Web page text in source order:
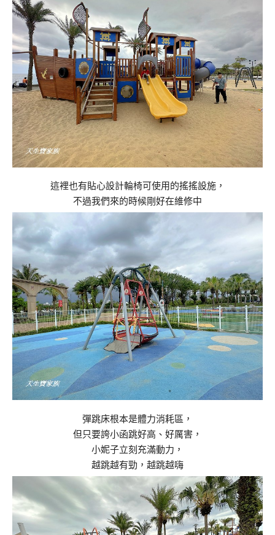
這裡也有貼心設計輪椅可使用的搖搖設施，
不過我們來的時候剛好在維修中
彈跳床根本是體力消耗區，
但只要誇小函跳好高、好厲害，
小妮子立刻充滿動力，
越跳越有勁，越跳越嗨